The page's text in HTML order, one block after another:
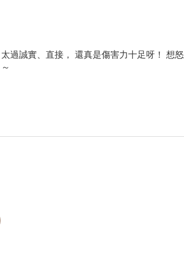
過誠實、直接， 還真是傷害力十足呀！ 想怒